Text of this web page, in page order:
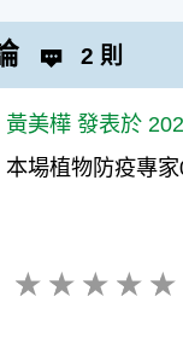
2 則
黃美樺 發表於
本場植物防疫專